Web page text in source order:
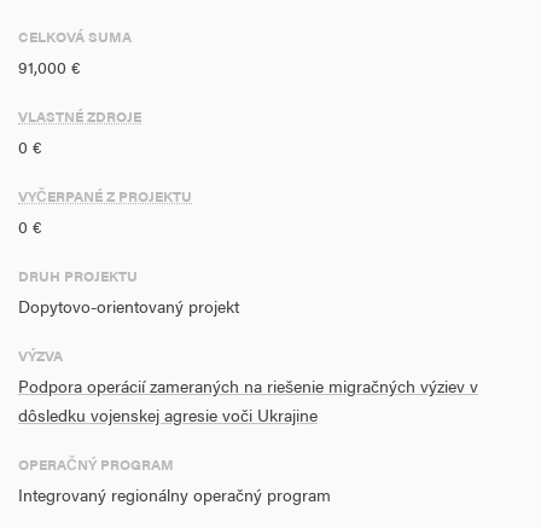
CELKOVÁ SUMA
91,000 €
VLASTNÉ ZDROJE
0 €
VYČERPANÉ Z PROJEKTU
0 €
DRUH PROJEKTU
Dopytovo-orientovaný projekt
VÝZVA
Podpora operácií zameraných na riešenie migračných výziev v
dôsledku vojenskej agresie voči Ukrajine
OPERAČNÝ PROGRAM
Integrovaný regionálny operačný program